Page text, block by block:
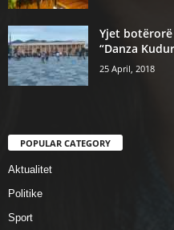
Yjet
“Danza
25 April, 2018
POPULAR CATEGORY
Aktualitet
Politike
Sport